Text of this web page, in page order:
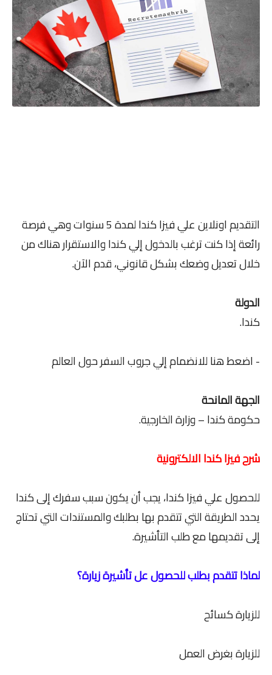
التقديم اونلاين علي فيزا كندا لمدة 5 سنوات وهي فرصة
رائعة إذا كنت ترغب بالدخول إلي كندا والاستقرار هناك من
خلال تعديل وضعك بشكل قانوني، قدم الآن.
الدولة
كندا.
- اضعط هنا للانضمام إلي جروب السفر حول العالم
الجهة المانحة
حكومة كندا – وزارة الخارجية.
شرح فيزا كندا الالكترونية
للحصول علي فيزا كندا، يجب أن يكون سبب سفرك إلى كندا
يحدد الطريقة التي تتقدم بها بطلبك والمستندات التي تحتاج
إلى تقديمها مع طلب التأشيرة.
لماذا تتقدم بطلب للحصول عل تأشيرة زيارة؟
للزيارة كسائح
للزيارة بغرض العمل